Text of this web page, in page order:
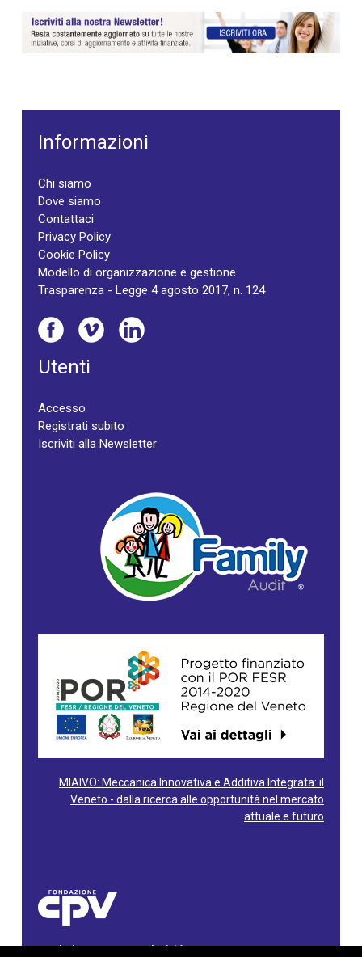
Informazioni
Chi siamo
Dove siamo
Contattaci
Privacy Policy
Cookie Policy
Modello di organizzazione e gestione
Trasparenza - Legge 4 agosto 2017, n. 124
Utenti
Accesso
Registrati subito
Iscriviti alla Newsletter
MIAIVO: Meccanica Innovativa e Additiva Integrata: il
Veneto - dalla ricerca alle opportunità nel mercato
attuale e futuro
Fondazione Centro Produttività Veneto